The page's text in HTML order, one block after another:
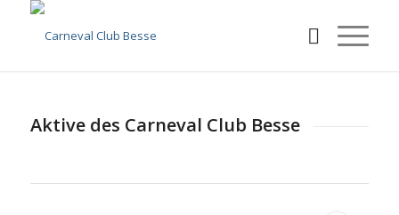
Aktive des Carneval Club Besse